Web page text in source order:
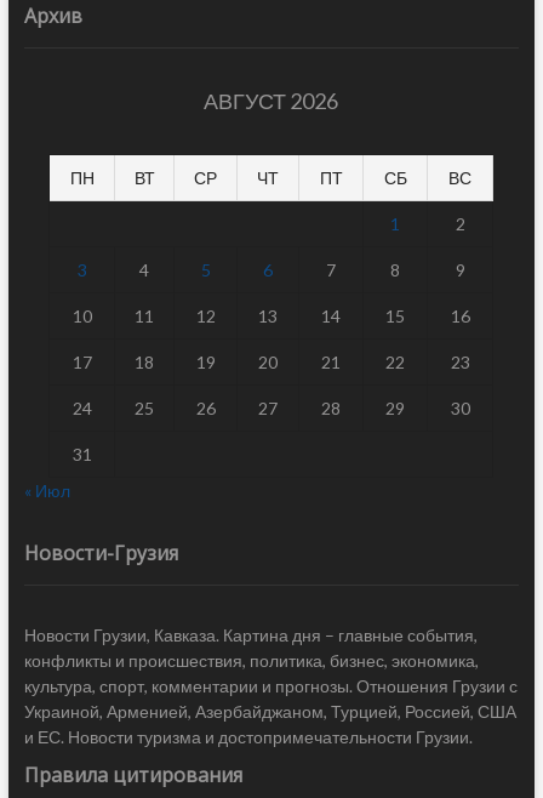
Архив
АВГУСТ 2026
ПН ВТ СР ЧТ ПТ СБ ВС
1 2
3 4 5 6 7 8 9
10 11 12 13 14 15 16
17 18 19 20 21 22 23
24 25 26 27 28 29 30
31
« Июл
Новости-Грузия
Новости Грузии, Кавказа. Картина дня – главные события,
конфликты и происшествия, политика, бизнес, экономика,
культура, спорт, комментарии и прогнозы. Отношения Грузии с
Украиной, Арменией, Азербайджаном, Турцией, Россией, США
и ЕС. Новости туризма и достопримечательности Грузии.
Правила цитирования